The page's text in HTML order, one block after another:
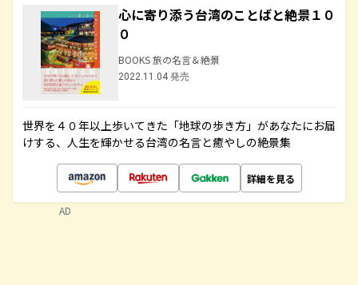
心に寄り添う台湾のことばと絶景１０
０
BOOKS 旅の名言＆絶景
2022.11.04 発売
世界を４０年以上歩いてきた「地球の歩き方」があなたにお届
けする、人生を輝かせる台湾の名言と癒やしの絶景集
詳細を見る
AD